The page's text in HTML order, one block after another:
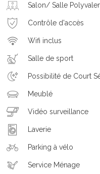
Salon/ Salle
Contrôle d'accès
Wifi inclus
Salle de sport
Possibilité de Court
Meublé
Vidéo surveillance
Laverie
Parking à vélo
Service Ménage